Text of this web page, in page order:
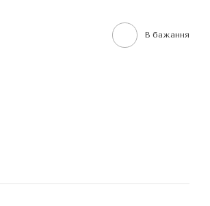
В бажання